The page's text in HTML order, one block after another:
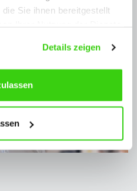
Sie ihnen bereitgestellt
Details zeigen